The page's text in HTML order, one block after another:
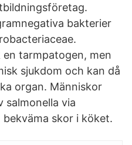
bakterier
en tarmpatogen, men
sjukdom och kan då
organ. Människor
salmonella via
bekväma skor i köket.